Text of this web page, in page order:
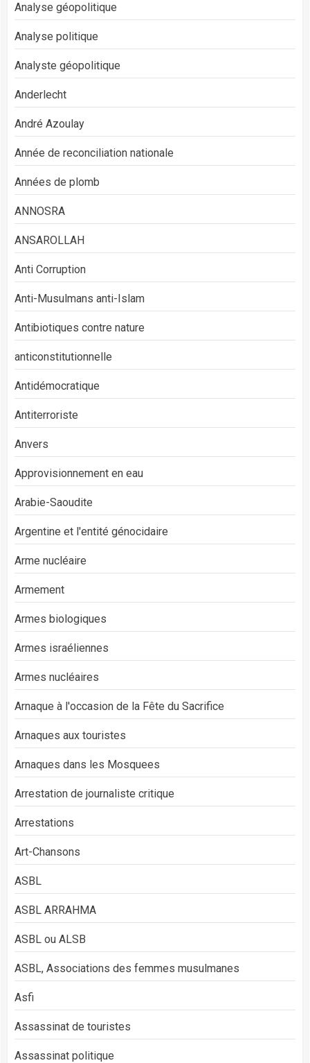
Analyse géopolitique
Analyse politique
Analyste géopolitique
Anderlecht
André Azoulay
Année de reconciliation nationale
Années de plomb
ANNOSRA
ANSAROLLAH
Anti Corruption
Anti-Musulmans anti-Islam
Antibiotiques contre nature
anticonstitutionnelle
Antidémocratique
Antiterroriste
Anvers
Approvisionnement en eau
Arabie-Saoudite
Argentine et l'entité génocidaire
Arme nucléaire
Armement
Armes biologiques
Armes israéliennes
Armes nucléaires
Arnaque à l'occasion de la Fête du Sacrifice
Arnaques aux touristes
Arnaques dans les Mosquees
Arrestation de journaliste critique
Arrestations
Art-Chansons
ASBL
ASBL ARRAHMA
ASBL ou ALSB
ASBL, Associations des femmes musulmanes
Asfi
Assassinat de touristes
Assassinat politique